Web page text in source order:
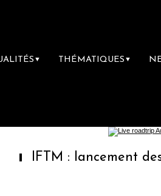
▼ THÉMATIQUES ▼
: lancement des